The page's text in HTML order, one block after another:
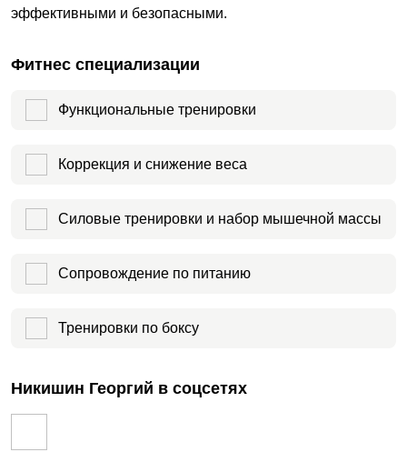
эффективными и безопасными.
Фитнес специализации
Функциональные тренировки
Коррекция и снижение веса
Силовые тренировки и набор мышечной массы
Сопровождение по питанию
Тренировки по боксу
Никишин Георгий в соцсетях